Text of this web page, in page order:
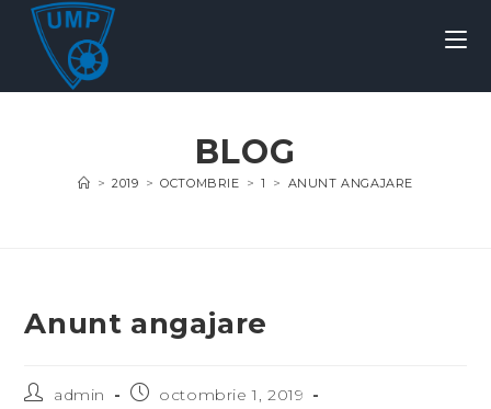
BLOG
> 2019 > OCTOMBRIE > 1 > ANUNT ANGAJARE
Anunt angajare
admin
octombrie 1, 2019